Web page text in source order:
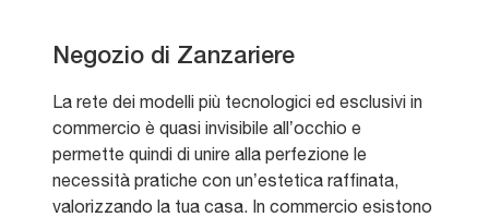
Negozio di Zanzariere
La rete dei modelli più tecnologici ed esclusivi in
commercio è quasi invisibile all’occhio e
permette quindi di unire alla perfezione le
necessità pratiche con un’estetica raffinata,
valorizzando la tua casa. In commercio esistono